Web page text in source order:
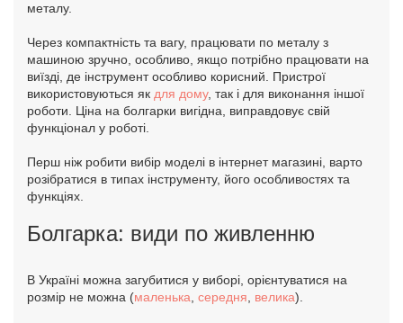
металу.
Через компактність та вагу, працювати по металу з
машиною зручно, особливо, якщо потрібно працювати на
виїзді, де інструмент особливо корисний. Пристрої
використовуються як для дому, так і для виконання іншої
роботи. Ціна на болгарки вигідна, виправдовує свій
функціонал у роботі.
Перш ніж робити вибір моделі в інтернет магазині, варто
розібратися в типах інструменту, його особливостях та
функціях.
Болгарка: види по живленню
В Україні можна загубитися у виборі, орієнтуватися на
розмір не можна (маленька, середня, велика).